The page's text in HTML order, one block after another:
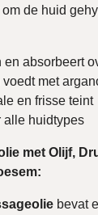
de huid
absorbeert
met
en frisse teint
alle huidtypes
met Olijf,
bevat